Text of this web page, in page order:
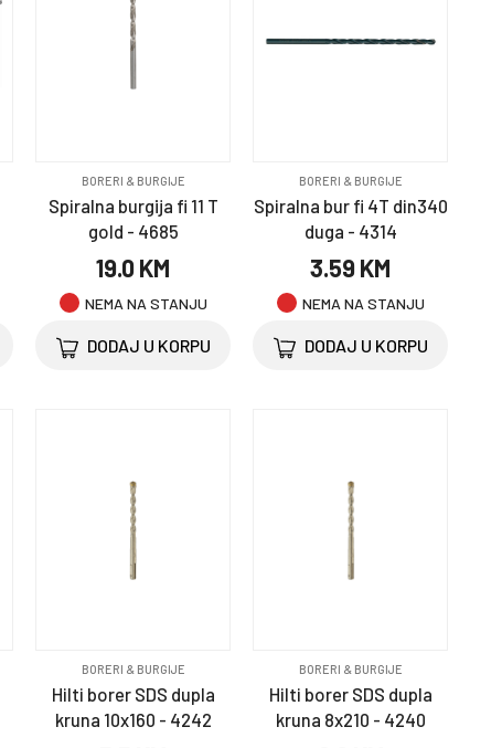
BORERI & BURGIJE
Spiralna burgija fi 11 T
gold - 4685
19.0 KM
NEMA NA STANJU
DODAJ U KORPU
BORERI & BURGIJE
Spiralna bur fi 4T din340
duga - 4314
3.59 KM
NEMA NA STANJU
DODAJ U KORPU
BORERI & BURGIJE
Hilti borer SDS dupla
kruna 10x160 - 4242
BORERI & BURGIJE
Hilti borer SDS dupla
kruna 8x210 - 4240